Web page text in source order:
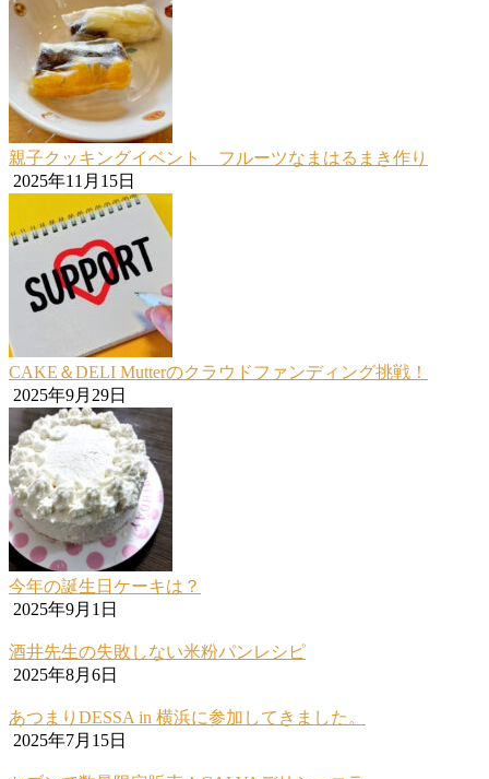
親子クッキングイベント フルーツなまはるまき作り
2025年11月15日
CAKE＆DELI Mutterのクラウドファンディング挑戦！
2025年9月29日
今年の誕生日ケーキは？
2025年9月1日
酒井先生の失敗しない米粉パンレシピ
2025年8月6日
あつまりDESSA in 横浜に参加してきました。
2025年7月15日